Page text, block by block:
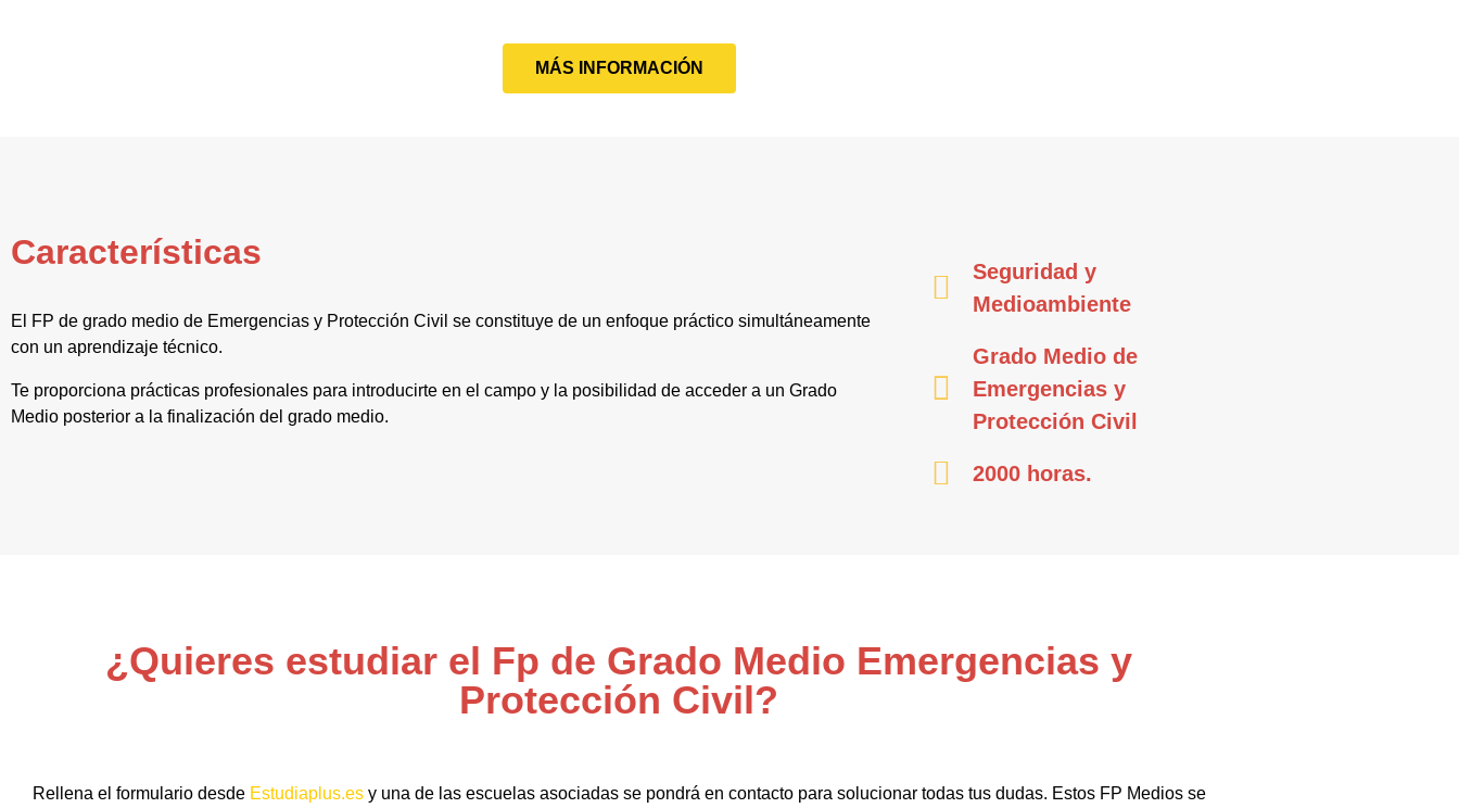
MÁS INFORMACIÓN
Características
El FP de grado medio de Emergencias y Protección Civil se constituye de un enfoque práctico simultáneamente
con un aprendizaje técnico.
Te proporciona prácticas profesionales para introducirte en el campo y la posibilidad de acceder a un Grado
Medio posterior a la finalización del grado medio.
Seguridad y
Medioambiente
Grado Medio de
Emergencias y
Protección Civil
2000 horas.
¿Quieres estudiar el Fp de Grado Medio Emergencias y
Protección Civil?
Rellena el formulario desde Estudiaplus.esy una de las escuelas asociadas se pondrá en contacto para solucionar todas tus dudas. Estos FP Medios se